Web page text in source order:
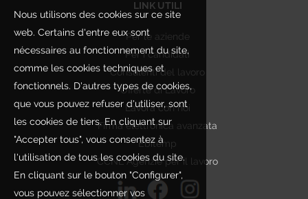
LINK UTILI
Per le aziende
Per i candidati
Consulenti del lavoro
Offerte di Lavoro
Lavora con noi
Firma elettronica avanzata
Ebitemp
CCNL Agenzie per il lavoro
Nous utilisons des cookies sur ce site
web. Certains d'entre eux sont
nécessaires au fonctionnement du site,
comme les cookies techniques et
fonctionnels. D'autres types de cookies,
que vous pouvez refuser d'utiliser, sont
les cookies de tiers. En cliquant sur
"Accepter tous", vous consentez à
l'utilisation de tous les cookies du site.
En cliquant sur le bouton "Configurer",
vous pouvez sélectionner vos